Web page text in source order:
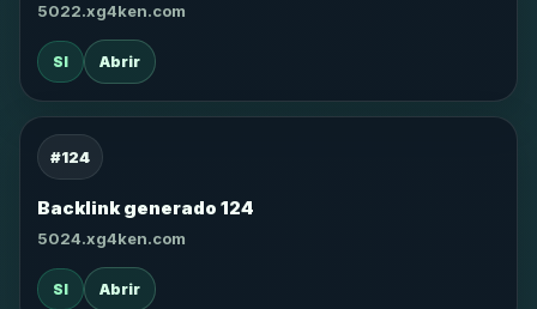
5022.xg4ken.com
SI Abrir
#124
Backlink generado 124
5024.xg4ken.com
SI Abrir